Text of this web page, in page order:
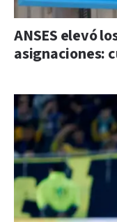
ANSES elevó
asignaciones: